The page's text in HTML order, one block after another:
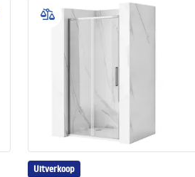
Uitverkoop